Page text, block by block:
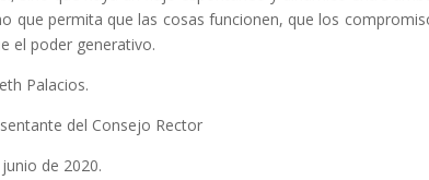
que permita que las cosas funcionen, que los
el poder generativo.
Palacios.
del Consejo Rector
de 2020.